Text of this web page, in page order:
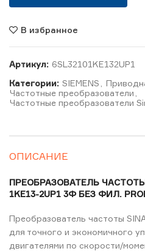
В избранное
Артикул: 6SL32101KE132UP1
Категории: SIEMENS
Частотные преобразователи
Частотные преобразователи
ОПИСАНИЕ
ПРЕОБРАЗОВАТЕЛЬ ЧАСТОТЫ
1KE13-2UP1 3Ф БЕЗ ФИЛ.
Преобразователь частоты
для точного и экономичного
двигателями по скорости/